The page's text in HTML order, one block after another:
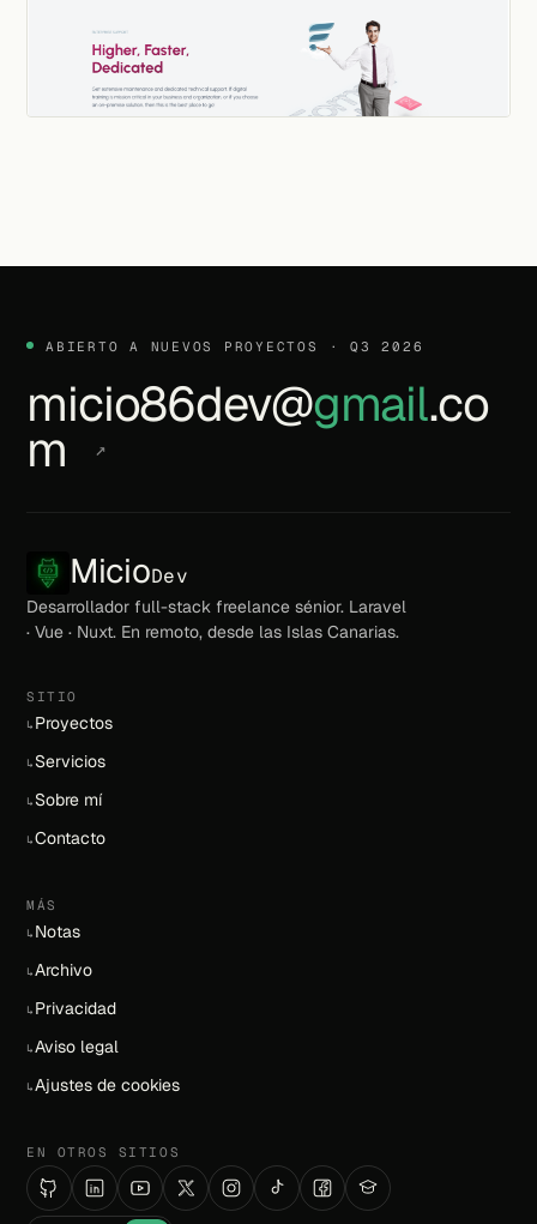
ABIERTO A NUEVOS PROYECTOS · Q3 2026
micio86dev@gmail.co
m ↗
MicioDev
Desarrollador full-stack freelance sénior. Laravel
· Vue · Nuxt. En remoto, desde las Islas Canarias.
SITIO
↳ Proyectos
↳ Servicios
↳ Sobre mí
↳Contacto
MÁS
↳ Notas
↳Archivo
↳ Privacidad
↳Aviso legal
↳Ajustes de cookies
EN OTROS SITIOS